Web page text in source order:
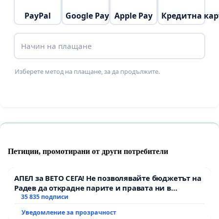
че нито една от тези мерки не може да бъде на
практика въведена, тъй като заповедите, дори и
при извънредна ситуация, не отменят законите
Искаме да напомним също, че чл. 57 от
Той гласи:
неотменими.
(2) Не се допуска злоупотреба с права, както и
тяхното упражняване, ако то накърнява права
PayPal Google Pay Apple Pay Кредитна
Начин на плащане
Изберете метод на плащане, за да продължите.
Петиции, промотирани от други потребители
АПЕЛ за ВЕТО СЕГА! Не позволявайте бюджетът на
Радев да открадне парите и правата ни в
тъмното
35 835 подписи
Уведомление за прозрачност